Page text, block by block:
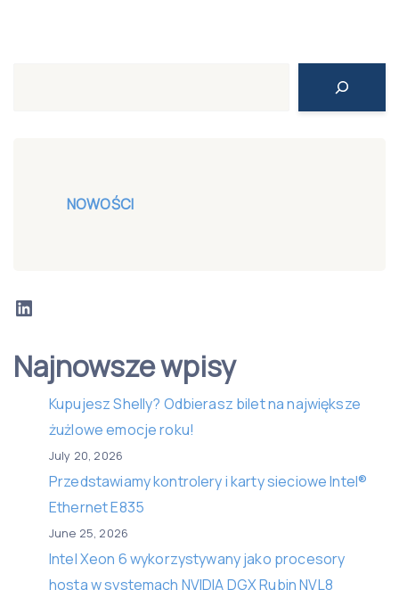
NOWOŚCI
LinkedIn
Najnowsze wpisy
Kupujesz Shelly? Odbierasz bilet na największe
żużlowe emocje roku!
July 20, 2026
Przedstawiamy kontrolery i karty sieciowe Intel®
Ethernet E835
June 25, 2026
Intel Xeon 6 wykorzystywany jako procesory
hosta w systemach NVIDIA DGX Rubin NVL8